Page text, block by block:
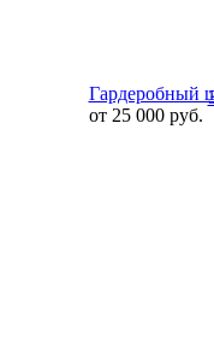
Гардеробный
от 25 000руб.